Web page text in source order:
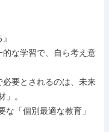
な学習で、自ら考え意
要とされるのは、未来
。
な「個別最適な教育」